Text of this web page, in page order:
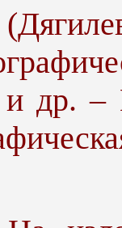
др. –